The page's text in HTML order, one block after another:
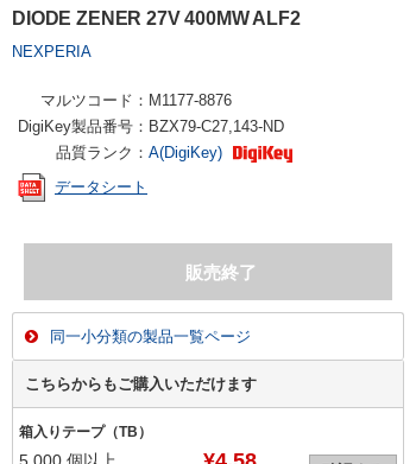
DIODE ZENER 27V 400MW ALF2
NEXPERIA
マルツコード： M1177-8876
DigiKey製品番号： BZX79-C27,143-ND
品質ランク： A(DigiKey)
データシート
同一小分類の製品一覧ページ
こちらからもご購入いただけます
箱入りテープ（TB）